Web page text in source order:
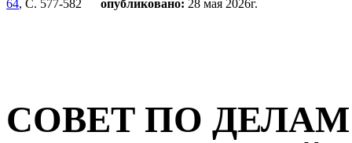
64, С. 577-582 опубликовано: 28 мая 2026г.
СОВЕТ ПО